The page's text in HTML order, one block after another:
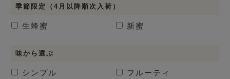
季節限定（4月以降順次入荷）
生蜂蜜 新蜜
味から選ぶ
シンプル
フルーティ